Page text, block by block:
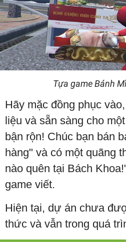
Tựa game Bánh
Hãy mặc đồng phục
liệu và sẵn sàng cho
bận rộn! Chúc bạn bán
hàng" và có một quãng
nào quên tại Bách
game viết.
Hiện tại, dự án chưa
thức và vẫn trong quá